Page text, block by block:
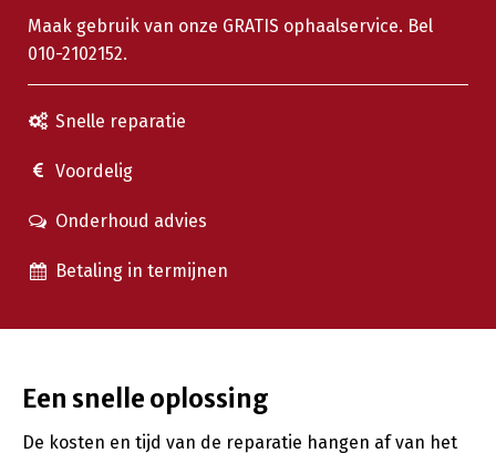
Maak gebruik van onze GRATIS ophaalservice. Bel
010-2102152.
Snelle reparatie
Voordelig
Onderhoud advies
Betaling in termijnen
Een snelle oplossing
De kosten en tijd van de reparatie hangen af van het